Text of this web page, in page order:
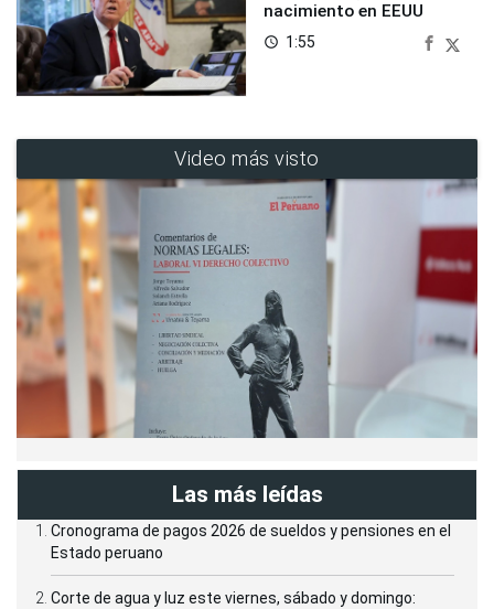
nacimiento en EEUU
access_time 1:55
Video más visto
Las más leídas
Cronograma de pagos 2026 de sueldos y pensiones en el
Estado peruano
Corte de agua y luz este viernes, sábado y domingo: